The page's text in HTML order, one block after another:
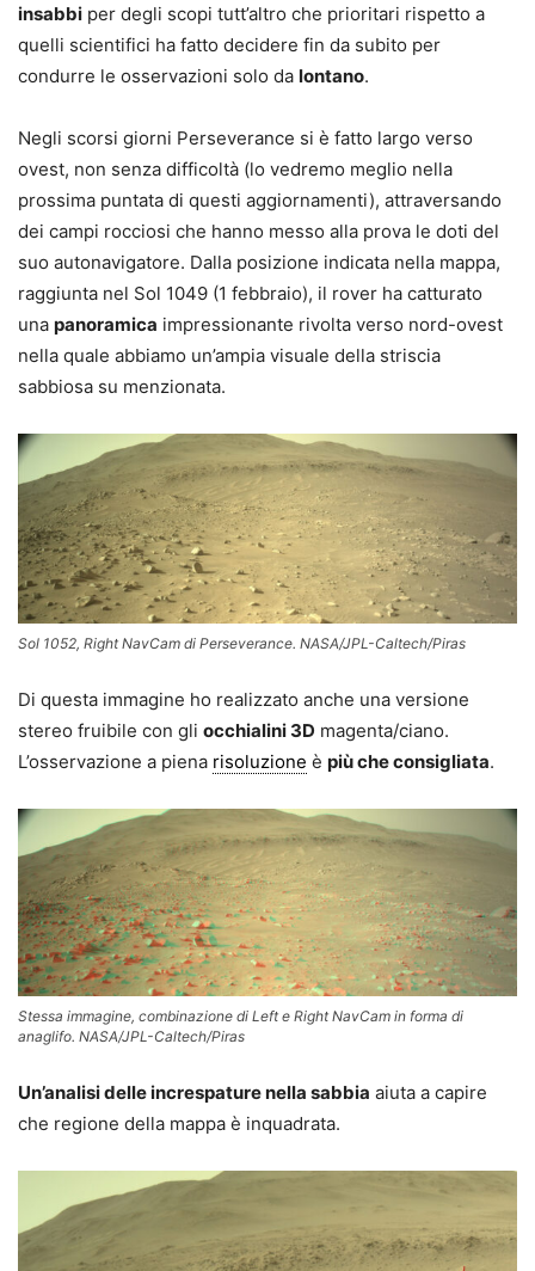
insabbi per degli scopi tutt’altro che prioritari rispetto a
quelli scientifici ha fatto decidere fin da subito per
condurre le osservazioni solo da lontano.
Negli scorsi giorni Perseverance si è fatto largo verso
ovest, non senza difficoltà (lo vedremo meglio nella
prossima puntata di questi aggiornamenti), attraversando
dei campi rocciosi che hanno messo alla prova le doti del
suo autonavigatore. Dalla posizione indicata nella mappa,
raggiunta nel Sol 1049 (1 febbraio), il rover ha catturato
una panoramica impressionante rivolta verso nord-ovest
nella quale abbiamo un’ampia visuale della striscia
sabbiosa su menzionata.
Sol 1052, Right NavCam di Perseverance. NASA/JPL-Caltech/Piras
Di questa immagine ho realizzato anche una versione
stereo fruibile con gli occhialini 3D magenta/ciano.
L’osservazione a piena risoluzione è più che consigliata.
Stessa immagine, combinazione di Left e Right NavCam in forma di
anaglifo. NASA/JPL-Caltech/Piras
Un’analisi delle increspature nella sabbia aiuta a capire
che regione della mappa è inquadrata.